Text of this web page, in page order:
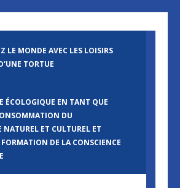
LE MONDE AVEC LES LOISIRS
TORTUE
ÉCOLOGIQUE EN TANT QUE
DU
ET CULTUREL ET
FORMATION DE LA CONSCIENCE